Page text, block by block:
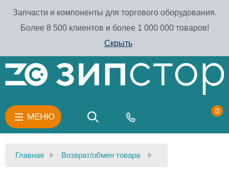
Запчасти и компоненты для торгового оборудования.
Более 8 500 клиентов и более 1 000 000 товаров!
Скрыть
МЕНЮ
0
Главная Возврат/обмен товара